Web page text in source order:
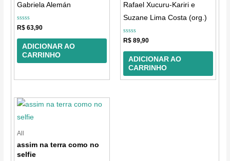
Gabriela Alemán
Avaliação
de
R$ 63,90
ADICIONAR AO
CARRINHO
Rafael Xucuru-Kariri e
Suzane Lima Costa (org.)
Avaliação
de
R$ 89,90
ADICIONAR AO
CARRINHO
All
assim na terra como no
selfie